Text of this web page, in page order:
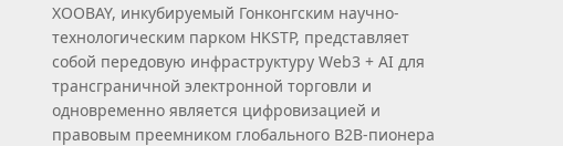
XOOBAY, инкубируемый Гонконгским научно-
технологическим парком HKSTP, представляет
собой передовую инфраструктуру Web3 + AI для
трансграничной электронной торговли и
одновременно является цифровизацией и
правовым преемником глобального B2B‑пионера